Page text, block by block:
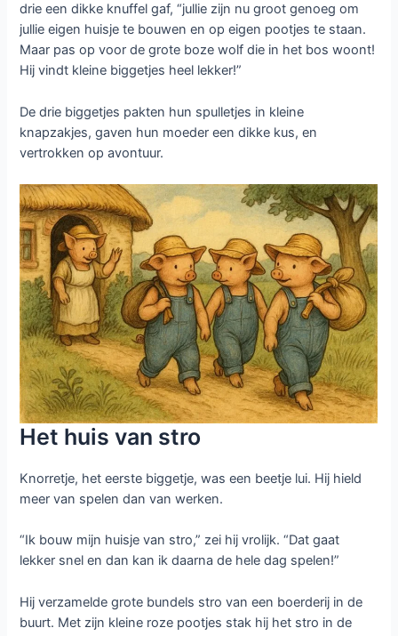
drie een dikke knuffel gaf, “jullie zijn nu groot genoeg om
jullie eigen huisje te bouwen en op eigen pootjes te staan.
Maar pas op voor de grote boze wolf die in het bos woont!
Hij vindt kleine biggetjes heel lekker!”
De drie biggetjes pakten hun spulletjes in kleine
knapzakjes, gaven hun moeder een dikke kus, en
vertrokken op avontuur.
Het huis van stro
Knorretje, het eerste biggetje, was een beetje lui. Hij hield
meer van spelen dan van werken.
“Ik bouw mijn huisje van stro,” zei hij vrolijk. “Dat gaat
lekker snel en dan kan ik daarna de hele dag spelen!”
Hij verzamelde grote bundels stro van een boerderij in de
buurt. Met zijn kleine roze pootjes stak hij het stro in de